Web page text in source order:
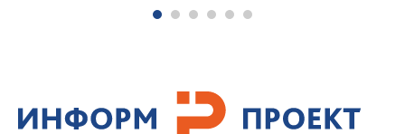
взаимодействия с полномочным ... (не
положение о территориальном органе
Федерального горного и промышленного